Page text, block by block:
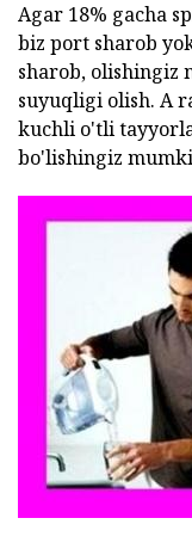
Agar 18% gacha
biz port sharob
sharob, olishingiz
suyuqligi olish. A
kuchli o'tli
bo'lishingiz